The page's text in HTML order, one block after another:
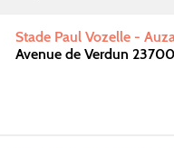
Stade Paul Vozelle -
Avenue de Verdun